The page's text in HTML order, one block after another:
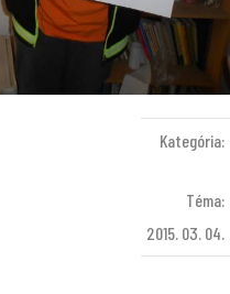
Kategória:
Téma:
2015. 03. 04.